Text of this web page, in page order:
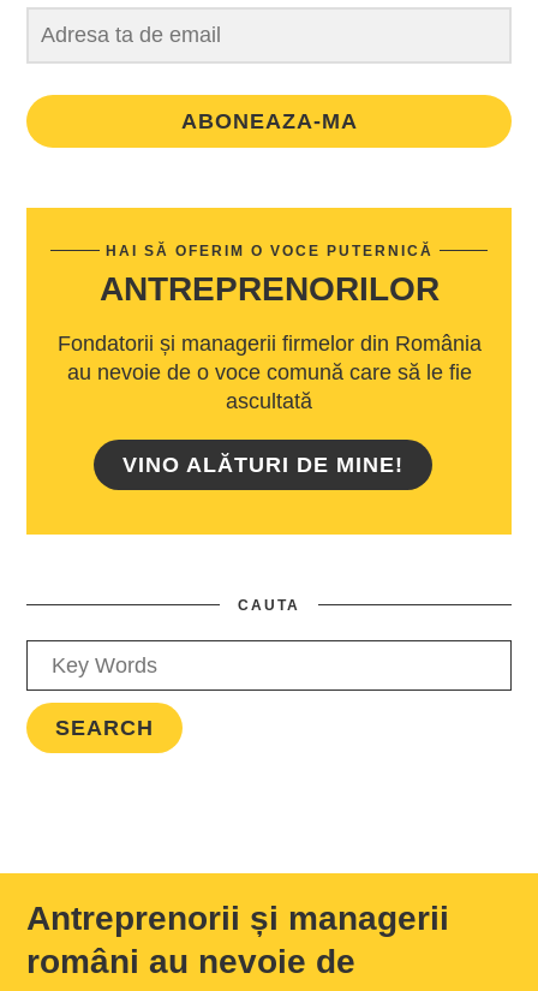
ABONEAZA-MA
HAI SĂ OFERIM O VOCE PUTERNICĂ
ANTREPRENORILOR
Fondatorii și managerii firmelor din România
au nevoie de o voce comună care să le fie
ascultată
VINO ALĂTURI DE MINE!
CAUTA
Antreprenorii și managerii
români au nevoie de